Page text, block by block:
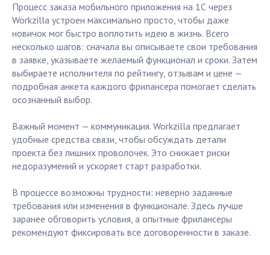
Процесс заказа мобильного приложения на 1С через
Workzilla устроен максимально просто, чтобы даже
новичок мог быстро воплотить идею в жизнь. Всего
несколько шагов: сначала вы описываете свои требования
в заявке, указываете желаемый функционал и сроки. Затем
выбираете исполнителя по рейтингу, отзывам и цене —
подробная анкета каждого фрилансера помогает сделать
осознанный выбор.
Важный момент — коммуникация. Workzilla предлагает
удобные средства связи, чтобы обсуждать детали
проекта без лишних проволочек. Это снижает риски
недоразумений и ускоряет старт разработки.
В процессе возможны трудности: неверно заданные
требования или изменения в функционале. Здесь лучше
заранее обговорить условия, а опытные фрилансеры
рекомендуют фиксировать все договоренности в заказе.